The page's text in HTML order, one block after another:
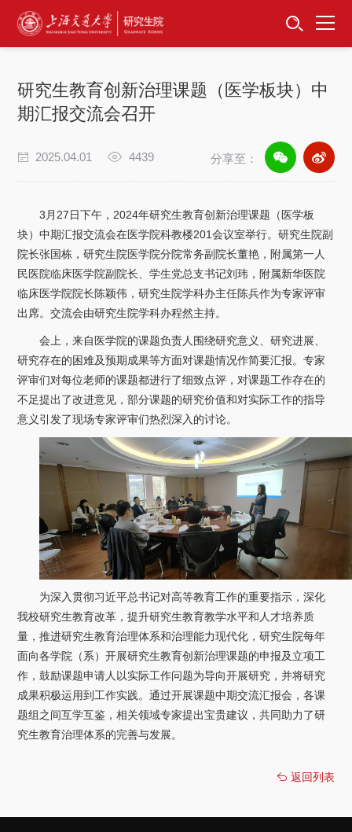
首页
招生工作
卓越工程师
专项工作
信息公开
关于我们
选择身份
下载中心 联系我们 EN
研究生教育创新治理课题（医学板块）中
期汇报交流会召开
2025.04.01 4439 分享至：
3月27日下午，2024年研究生教育创新治理课题（医学板
块）中期汇报交流会在医学院科教楼201会议室举行。研究生院副
院长张国栋，研究生院医学院分院常务副院长董艳，附属第一人
民医院临床医学院副院长、学生党总支书记刘玮，附属新华医院
临床医学院院长陈颖伟，研究生院学科办主任陈兵作为专家评审
出席。交流会由研究生院学科办程然主持。
会上，来自医学院的课题负责人围绕研究意义、研究进展、
研究存在的困难及预期成果等方面对课题情况作简要汇报。专家
评审们对每位老师的课题都进行了细致点评，对课题工作存在的
不足提出了改进意见，部分课题的研究价值和对实际工作的指导
意义引发了现场专家评审们热烈深入的讨论。
为深入贯彻习近平总书记对高等教育工作的重要指示，深化
我校研究生教育改革，提升研究生教育教学水平和人才培养质
量，推进研究生教育治理体系和治理能力现代化，研究生院每年
面向各学院（系）开展研究生教育创新治理课题的申报及立项工
作，鼓励课题申请人以实际工作问题为导向开展研究，并将研究
成果积极运用到工作实践。通过开展课题中期交流汇报会，各课
题组之间互学互鉴，相关领域专家提出宝贵建议，共同助力了研
究生教育治理体系的完善与发展。
返回列表